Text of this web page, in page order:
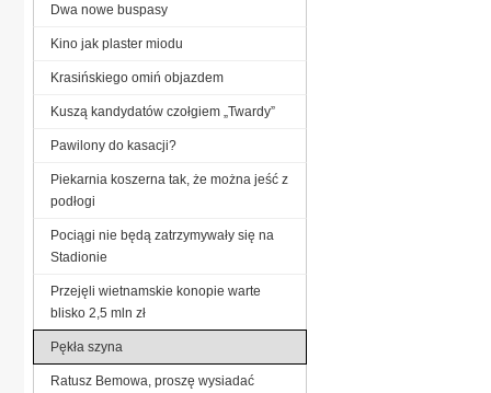
Dwa nowe buspasy
Kino jak plaster miodu
Krasińskiego omiń objazdem
Kuszą kandydatów czołgiem „Twardy”
Pawilony do kasacji?
Piekarnia koszerna tak, że można jeść z
podłogi
Pociągi nie będą zatrzymywały się na
Stadionie
Przejęli wietnamskie konopie warte
blisko 2,5 mln zł
Pękła szyna
Ratusz Bemowa, proszę wysiadać